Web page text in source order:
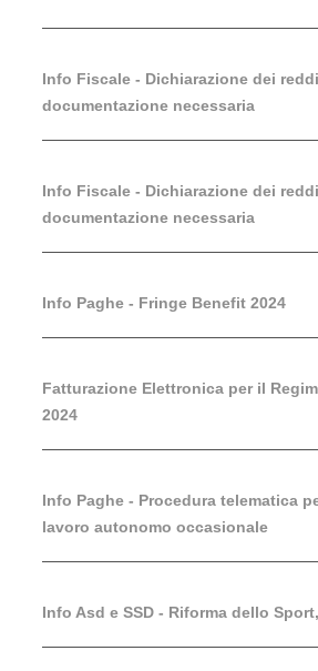
Info Fiscale - Dichiarazione dei
documentazione necessaria
Info Fiscale - Dichiarazione dei
documentazione necessaria
Info Paghe - Fringe Benefit 2024
Fatturazione Elettronica per il
2024
Info Paghe - Procedura telematica
lavoro autonomo occasionale
Info Asd e SSD - Riforma dello